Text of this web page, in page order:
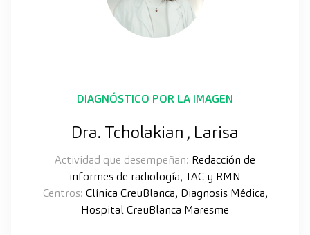
DIAGNÓSTICO POR LA IMAGEN
Dra. Tcholakian , Larisa
Actividad que desempeñan: Redacción de
informes de radiología, TAC y RMN
Centros: Clínica CreuBlanca, Diagnosis Médica,
Hospital CreuBlanca Maresme